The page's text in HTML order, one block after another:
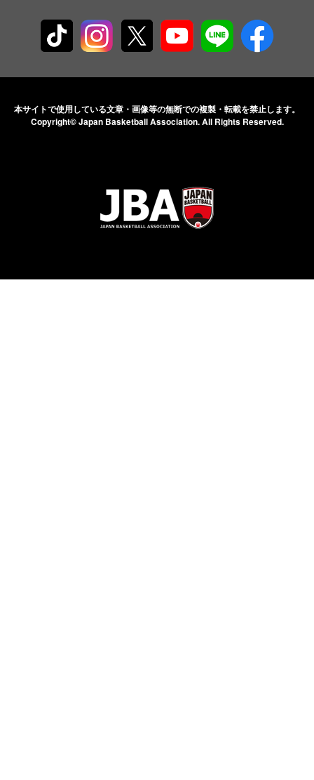
本サイトで使用している文章・画像等の無断での複製・転載を禁止します。
Copyright© Japan Basketball Association.All Rights Reserved.